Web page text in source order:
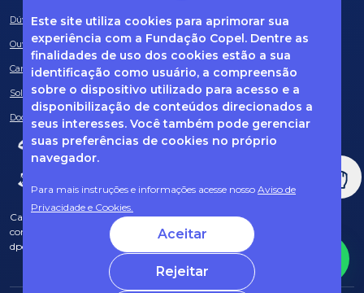
Este site utiliza cookies para aprimorar sua
experiência com a Fundação Copel. Dentre as
finalidades de uso dos cookies estão a sua
identificação como usuário, a compreensão
sobre o dispositivo utilizado para acesso e a
disponibilização de conteúdos direcionados a
seus interesses. Você também pode gerenciar
suas preferências de cookies no próprio
navegador.
Para mais instruções e informações acesse nosso Aviso de
Privacidade e Cookies.
Aceitar
Rejeitar
Dúvidas frequentes
Ouvidoria
Canal de Denúncias
Solicitação de informações
Documentos obrigatórios
Caso tenha dúvidas sobre Privacidade de Dados e LGPD, entre em
contato com o nosso DPO (encarregado de dados) via e-mail:
dpo@fcopel.org.br